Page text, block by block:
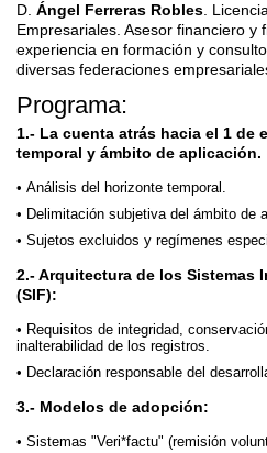
D. Ángel Ferreras Robles .
Empresariales. Asesor financiero y
experiencia en formación y
diversas federaciones
Programa:
1.- La cuenta atrás hacia el 1 de
temporal y ámbito de aplicación.
Análisis del horizonte temporal.
Delimitación subjetiva del ámbito de
Sujetos excluidos y regímenes
2.- Arquitectura de los Sistemas
(SIF):
Requisitos de integridad,
inalterabilidad de los registros.
Declaración responsable del
3.- Modelos de adopción:
Sistemas "Veri*factu" (remisión